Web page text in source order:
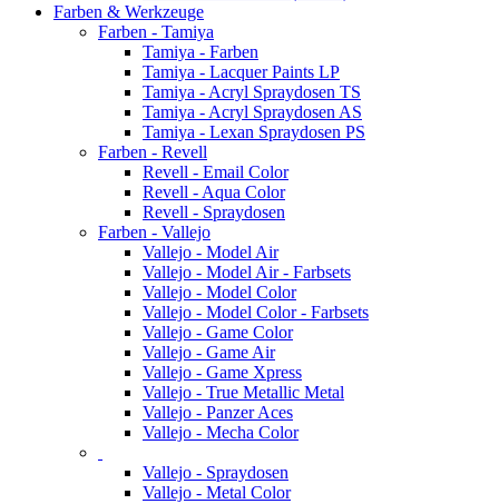
Farben & Werkzeuge
Farben - Tamiya
Tamiya - Farben
Tamiya - Lacquer Paints LP
Tamiya - Acryl Spraydosen TS
Tamiya - Acryl Spraydosen AS
Tamiya - Lexan Spraydosen PS
Farben - Revell
Revell - Email Color
Revell - Aqua Color
Revell - Spraydosen
Farben - Vallejo
Vallejo - Model Air
Vallejo - Model Air - Farbsets
Vallejo - Model Color
Vallejo - Model Color - Farbsets
Vallejo - Game Color
Vallejo - Game Air
Vallejo - Game Xpress
Vallejo - True Metallic Metal
Vallejo - Panzer Aces
Vallejo - Mecha Color
Vallejo - Spraydosen
Vallejo - Metal Color